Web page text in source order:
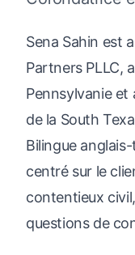
Sena Sahin est
Partners PLLC,
Pennsylvanie et
de la South
Bilingue
centré sur le
contentieux
questions de